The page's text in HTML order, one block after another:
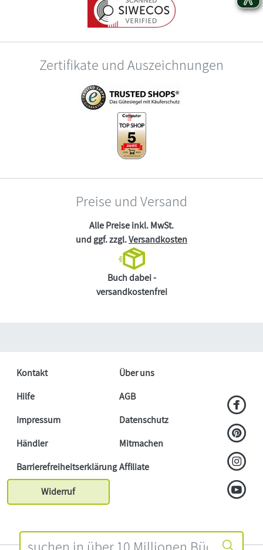
Zertifikate und Auszeichnungen
Preise und Versand
Alle Preise inkl. MwSt.
und ggf. zzgl.Versandkosten
Buch dabei -
versandkostenfrei
Kontakt
Über uns
Hilfe
AGB
Impressum
Datenschutz
Händler
Mitmachen
BarrierefreiheitserklärungAffiliate
Widerruf